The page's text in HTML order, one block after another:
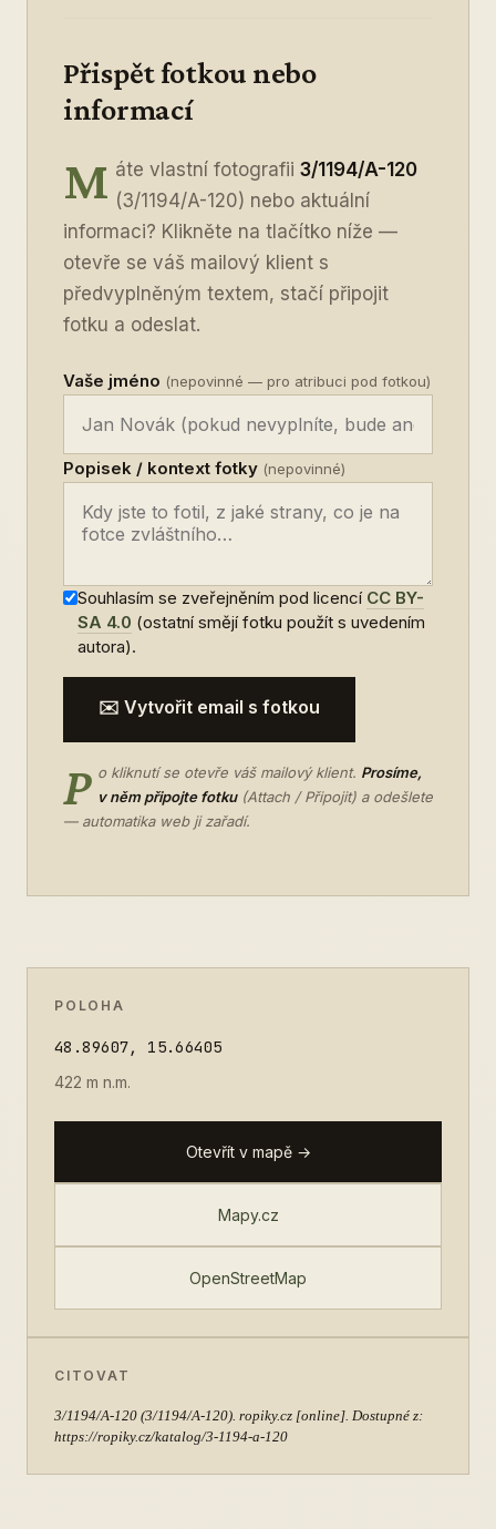
Přispět fotkou nebo
informací
M áte vlastní fotografii 3/1194/A-120
(3/1194/A-120) nebo aktuální
informaci? Klikněte na tlačítko níže —
otevře se váš mailový klient s
předvyplněným textem, stačí připojit
fotku a odeslat.
Vaše jméno (nepovinné — pro atribuci pod fotkou)
Popisek / kontext fotky (nepovinné)
Souhlasím se zveřejněním pod licencí CC BY-
SA 4.0 (ostatní smějí fotku použít s uvedením
autora).
✉️ Vytvořit email s fotkou
P o kliknutí se otevře váš mailový klient. Prosíme,
v něm připojte fotku(Attach / Připojit) a odešlete
— automatika web ji zařadí.
POLOHA
48.89607, 15.66405
422 m n.m.
Otevřít v mapě →
Mapy.cz
OpenStreetMap
CITOVAT
3/1194/A-120 (3/1194/A-120). ropiky.cz [online]. Dostupné z:
https://ropiky.cz/katalog/3-1194-a-120